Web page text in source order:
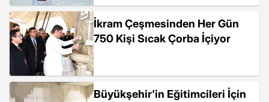
İkram Çeşmesinden Her Gün
750 Kişi Sıcak Çorba İçiyor
Büyükşehir'in Eğitimcileri İçin